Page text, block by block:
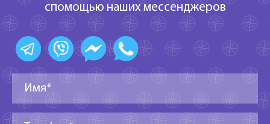
спомощью наших мессенджеров